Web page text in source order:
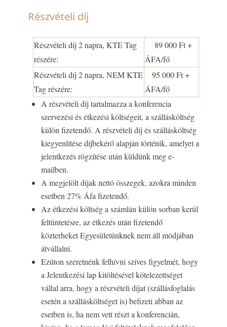
Részvételi díj
Részvételi díj 2 napra, KTE Tag
részére:
89 000 Ft +
ÁFA/fő
Részvételi díj 2 napra, NEM KTE
Tag részére:
95 000 Ft +
ÁFA/fő
A részvételi díj tartalmazza a konferencia
szervezési és étkezési költségeit, a szállásköltség
külön fizetendő. A részvételi díj és szállásköltség
kiegyenlítése díjbekérő alapján történik, amelyet a
jelentkezés rögzítése után küldünk meg e-
mailben.
A megjelölt díjak nettó összegek, azokra minden
esetben 27% Áfa fizetendő.
Az étkezési költség a számlán külön sorban kerül
feltüntetésre, az étkezés után fizetendő
közterheket Egyesületünknek nem áll módjában
átvállalni.
Ezúton szeretnénk felhívni szíves figyelmét, hogy
a Jelentkezési lap kitöltésével kötelezettséget
vállal arra, hogy a részvételi díjat (szállásfoglalás
esetén a szállásköltséget is) befizeti abban az
esetben is, ha nem vett részt a konferencián,